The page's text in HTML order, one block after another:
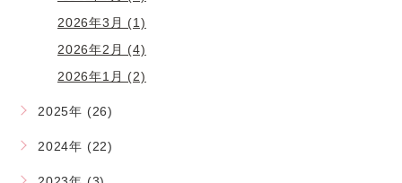
2026年3月 (1)
2026年2月 (4)
2026年1月 (2)
2025年 (26)
2024年 (22)